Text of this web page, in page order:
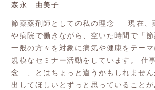
森永 由美子
節薬薬剤師としての私の理念 現在、
や病院で働きながら、空いた時間で「
一般の方々を対象に病気や健康をテー
規模なセミナー活動をしています。 仕
念…、とはちょっと違うかもしれません
出してほしいとずっと思っていること